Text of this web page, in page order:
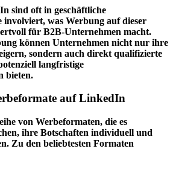
sind oft in geschäftliche
involviert, was Werbung auf dieser
für B2B-Unternehmen macht.
können Unternehmen nicht nur ihre
sondern auch direkt qualifizierte
langfristige
bieten.
auf LinkedIn
von Werbeformaten, die es
ihre Botschaften individuell und
Zu den beliebtesten Formaten